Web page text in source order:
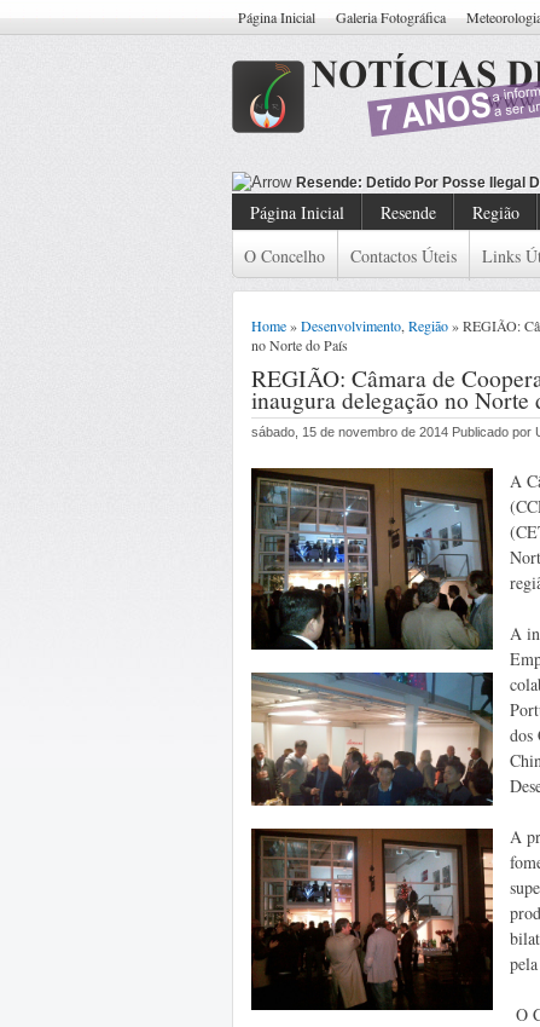
Página Inicial Galeria Fotográfica
Resende: De
Página Inicial Resende Região
O Concelho
Contactos Úteis Links
Home»Desenvolvimento Região» REGIÃO:
no Norte do País
REGIÃO: Câmara de
inaugura delegação no Norte
sábado, 15 de novembro de 2014 Publicado por
A
A
dos
A
O